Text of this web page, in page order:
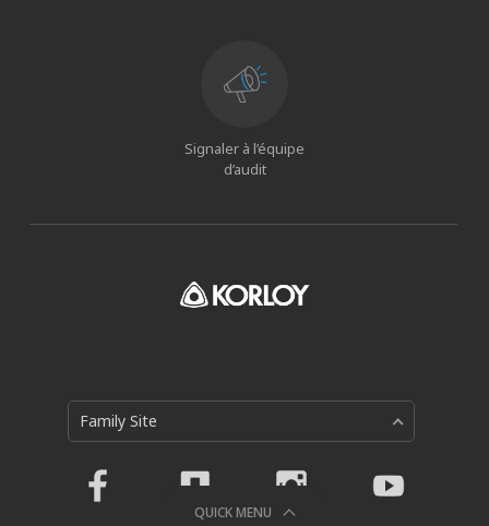
QUICK MENU
Signaler à l’équipe
d’audit
Family Site